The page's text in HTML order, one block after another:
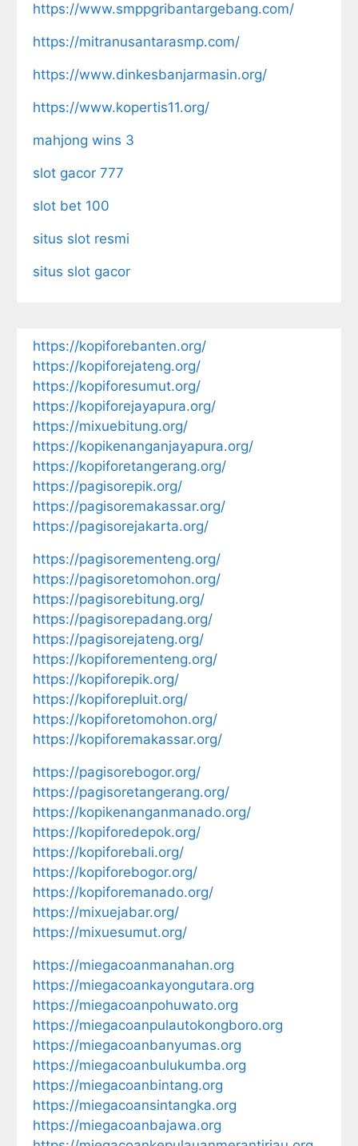
https://www.smppgribantargebang.com/
https://mitranusantarasmp.com/
https://www.dinkesbanjarmasin.org/
https://www.kopertis11.org/
mahjong wins 3
slot gacor 777
slot bet 100
situs slot resmi
situs slot gacor
https://kopiforebanten.org/
https://kopiforejateng.org/
https://kopiforesumut.org/
https://kopiforejayapura.org/
https://mixuebitung.org/
https://kopikenanganjayapura.org/
https://kopiforetangerang.org/
https://pagisorepik.org/
https://pagisoremakassar.org/
https://pagisorejakarta.org/
https://pagisorementeng.org/
https://pagisoretomohon.org/
https://pagisorebitung.org/
https://pagisorepadang.org/
https://pagisorejateng.org/
https://kopiforementeng.org/
https://kopiforepik.org/
https://kopiforepluit.org/
https://kopiforetomohon.org/
https://kopiforemakassar.org/
https://pagisorebogor.org/
https://pagisoretangerang.org/
https://kopikenanganmanado.org/
https://kopiforedepok.org/
https://kopiforebali.org/
https://kopiforebogor.org/
https://kopiforemanado.org/
https://mixuejabar.org/
https://mixuesumut.org/
https://miegacoanmanahan.org
https://miegacoankayongutara.org
https://miegacoanpohuwato.org
https://miegacoanpulautokongboro.org
https://miegacoanbanyumas.org
https://miegacoanbulukumba.org
https://miegacoanbintang.org
https://miegacoansintangka.org
https://miegacoanbajawa.org